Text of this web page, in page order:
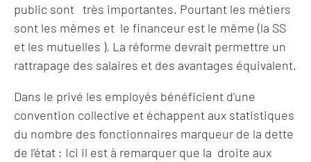
public sont très importantes. Pourtant les métiers
sont les mêmes et le financeur est le même (la SS
et les mutuelles ). La réforme devrait permettre un
rattrapage des salaires et des avantages équivalent.
Dans le privé les employés bénéficient d’une
convention collective et échappent aux statistiques
du nombre des fonctionnaires marqueur de la dette
de l’état ; Ici il est à remarquer que la droite aux